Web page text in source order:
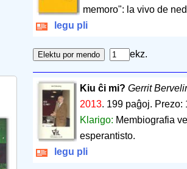
memoro": la vivo de
legu pli
ekz.
Kiu ĉi mi? Gerrit
2013. 199 paĝoj. Prezo:
Klarigo: Membiografia
esperantisto.
legu pli